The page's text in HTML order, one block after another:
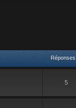
Réponses
5